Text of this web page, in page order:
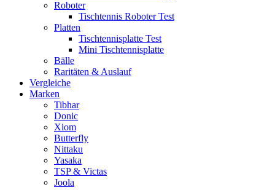
Roboter
Tischtennis Roboter Test
Platten
Tischtennisplatte Test
Mini Tischtennisplatte
Bälle
Raritäten & Auslauf
Vergleiche
Marken
Tibhar
Donic
Xiom
Butterfly
Nittaku
Yasaka
TSP & Victas
Joola